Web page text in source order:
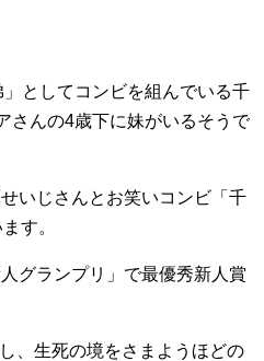
としてコンビを組んでいる千
さんの4歳下に妹がいるそうで
いじさんとお笑いコンビ「千
す。
グランプリ」で最優秀新人賞
、生死の境をさまようほどの